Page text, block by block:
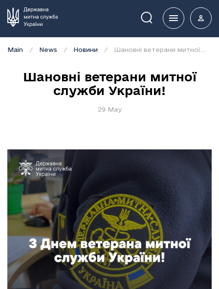
Пошук
Main News Новини
Шановні ветерани митної
служби України!
29 May